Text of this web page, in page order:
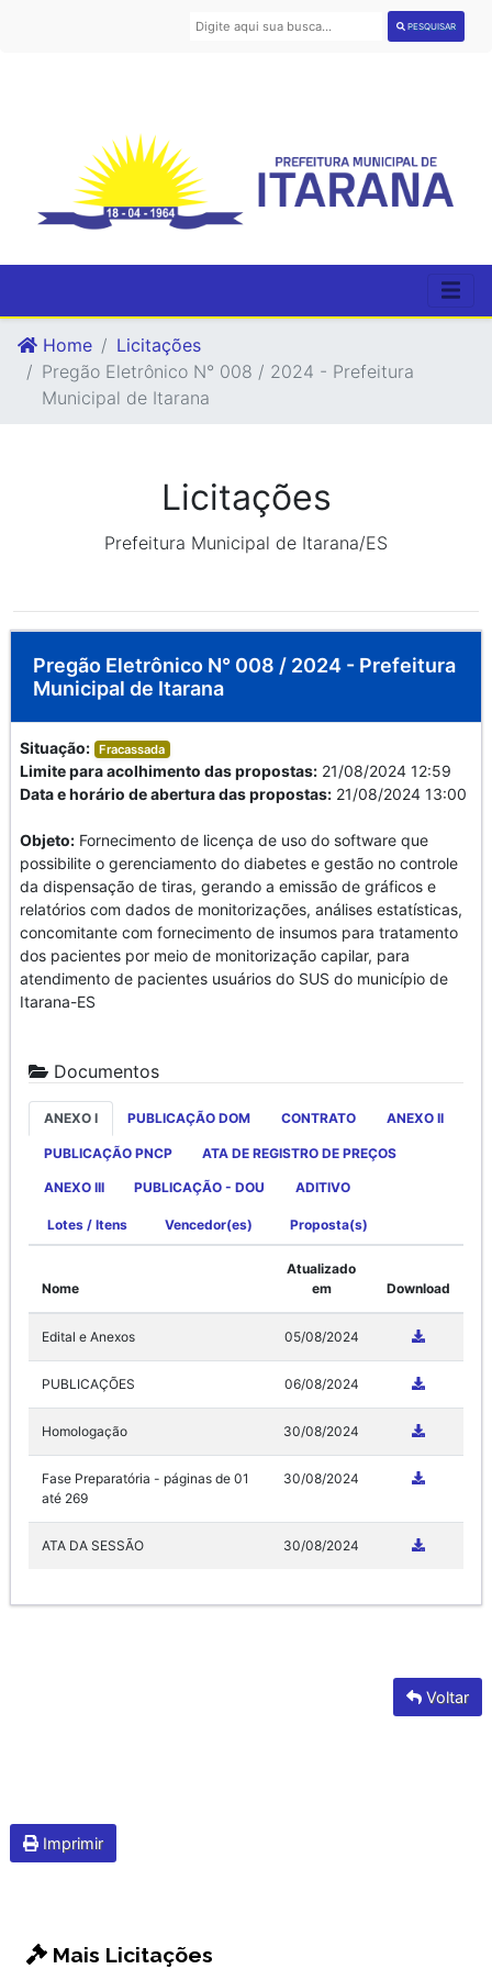
PESQUISAR
Home
Licitações
Pregão Eletrônico N° 008 / 2024 - Prefeitura
Municipal de Itarana
Licitações
Prefeitura Municipal de Itarana/ES
Pregão Eletrônico N° 008 / 2024 - Prefeitura
Municipal de Itarana
Situação: Fracassada
Limite para acolhimento das propostas: 21/08/2024 12:59
Data e horário de abertura das propostas: 21/08/2024 13:00
Objeto: Fornecimento de licença de uso do software que
possibilite o gerenciamento do diabetes e gestão no controle
da dispensação de tiras, gerando a emissão de gráficos e
relatórios com dados de monitorizações, análises estatísticas,
concomitante com fornecimento de insumos para tratamento
dos pacientes por meio de monitorização capilar, para
atendimento de pacientes usuários do SUS do município de
Itarana-ES
Documentos
ANEXO I PUBLICAÇÃO DOM CONTRATO ANEXO II
PUBLICAÇÃO PNCP ATA DE REGISTRO DE PREÇOS
ANEXO III PUBLICAÇÃO - DOU ADITIVO
Lotes / Itens Vencedor(es) Proposta(s)
Nome
Atualizado
em
Download
Edital e Anexos 05/08/2024
PUBLICAÇÕES 06/08/2024
Homologação 30/08/2024
Fase Preparatória - páginas de 01
até 269
30/08/2024
ATA DA SESSÃO 30/08/2024
Voltar
Imprimir
Mais Licitações